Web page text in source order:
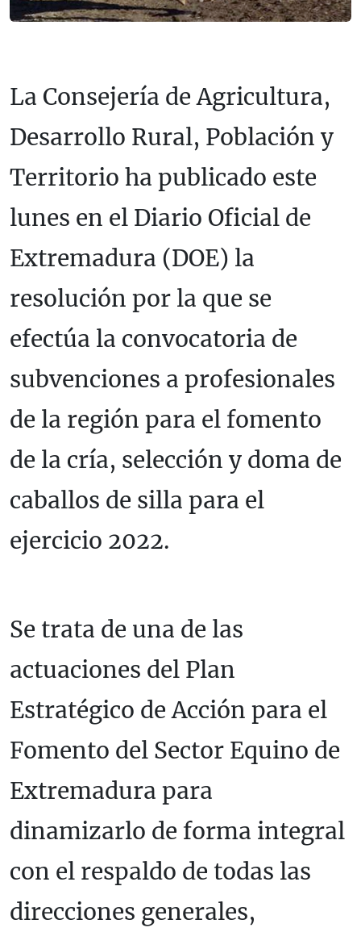
La Consejería de Agricultura,
Desarrollo Rural, Población y
Territorio ha publicado este
lunes en el Diario Oficial de
Extremadura (DOE) la
resolución por la que se
efectúa la convocatoria de
subvenciones a profesionales
de la región para el fomento
de la cría, selección y doma de
caballos de silla para el
ejercicio 2022.
Se trata de una de las
actuaciones del Plan
Estratégico de Acción para el
Fomento del Sector Equino de
Extremadura para
dinamizarlo de forma integral
con el respaldo de todas las
direcciones generales,